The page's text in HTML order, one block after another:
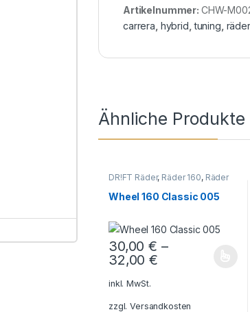
Artikelnummer: CHW-
carrera hybrid ,tuning räder
Ähnliche Produkte
DR!FT Räder, Räder 160, Räder
Wheel 160 Classic 005
30,00€ –
32,00€
Dieses Produkt weist mehrere
inkl. MwSt.
zzgl.Versandkosten